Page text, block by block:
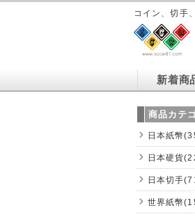
コイン、切手
新着商
商品カテ
日本紙幣
日本硬貨
日本切手
世界紙幣